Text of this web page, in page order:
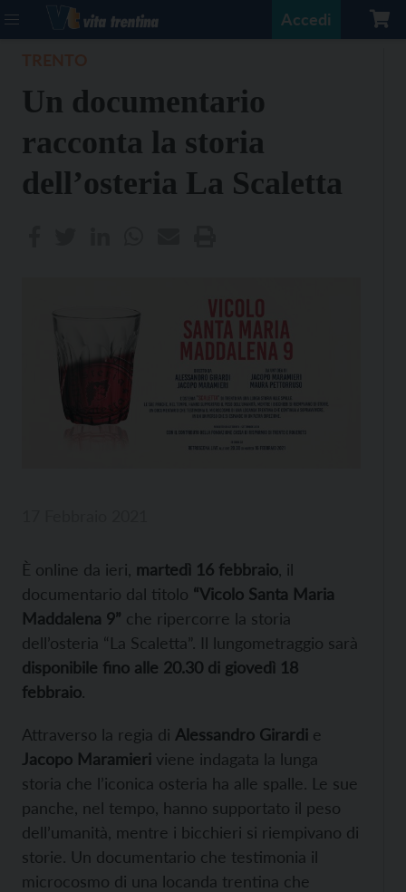
Accedi
Un documentario
racconta la storia
dell’osteria La Scaletta
È online da ieri, martedì 16 febbraio , il
documentario dal titolo “Vicolo Santa Maria
Maddalena 9” che ripercorre la storia
dell’osteria “La Scaletta”. Il lungometraggio sarà
disponibile fino alle 20.30 di giovedì 18
febbraio.
Attraverso la regia di Alessandro Girardi e
Jacopo Maramieri viene indagata la lunga
storia che l’iconica osteria ha alle spalle. Le sue
panche, nel tempo, hanno supportato il peso
dell’umanità, mentre i bicchieri si riempivano di
storie. Un documentario che testimonia il
microcosmo di una locanda trentina che